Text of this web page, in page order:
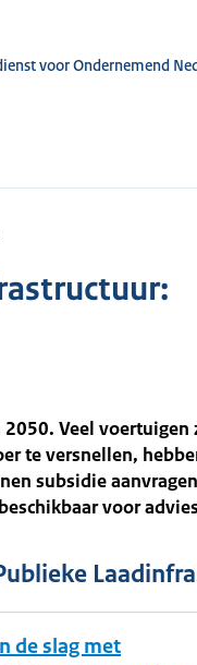
voor Ondernemend
Veel voertuigen
te versnellen,
subsidie
voor
de slag met